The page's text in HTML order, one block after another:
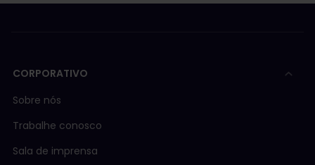
CORPORATIVO
Sobre nós
Trabalhe conosco
Sala de imprensa